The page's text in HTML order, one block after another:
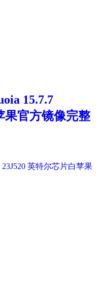
15.7.7
果官方镜像完整